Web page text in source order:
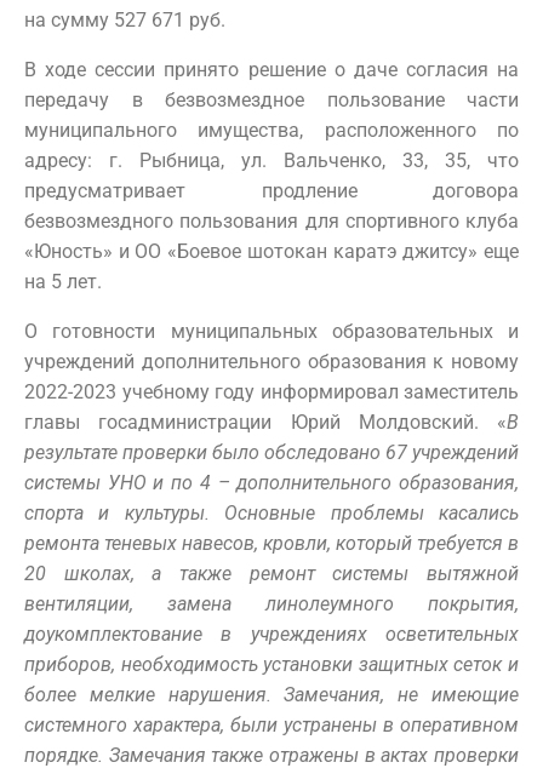
на сумму 527 671 руб.
В ходе сессии принято решение о даче согласия на
передачу в безвозмездное пользование части
муниципального имущества, расположенного по
адресу: г. Рыбница, ул. Вальченко, 33, 35, что
предусматривает продление договора
безвозмездного пользования для спортивного клуба
«Юность» и ОО «Боевое шотокан каратэ джитсу» еще
на 5 лет.
О готовности муниципальных образовательных и
учреждений дополнительного образования к новому
2022-2023 учебному году информировал заместитель
главы госадминистрации Юрий Молдовский. «В
результате проверки было обследовано 67 учреждений
системы УНО и по 4 – дополнительного образования,
спорта и культуры. Основные проблемы касались
ремонта теневых навесов, кровли, который требуется в
20 школах, а также ремонт системы вытяжной
вентиляции, замена линолеумного покрытия,
доукомплектование в учреждениях осветительных
приборов, необходимость установки защитных сеток и
более мелкие нарушения. Замечания, не имеющие
системного характера, были устранены в оперативном
порядке. Замечания также отражены в актах проверки